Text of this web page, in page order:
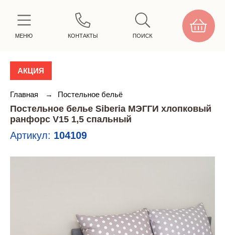
МЕНЮ КОНТАКТЫ ПОИСК
АКЦИЯ
Главная → Постельное бельё
Постельное белье Siberia МЭГГИ хлопковый
ранфорс V15 1,5 спальный
Артикул: 104109